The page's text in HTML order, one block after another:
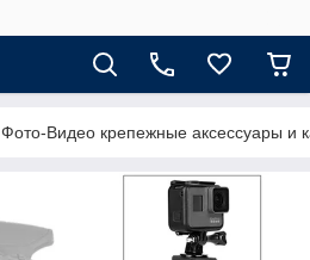
Фото-Видео крепежные аксессуары и